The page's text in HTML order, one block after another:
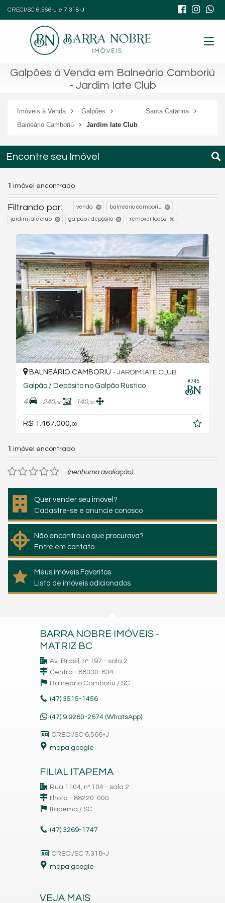
CRECI/SC 6.566-J e 7.318-J
Galpões à Venda em Balneário Camboriú
- Jardim Iate Club
Imóveis à Venda Galpões
Santa Catarina
Balneário Camboriú
Jardim Iate Club
Encontre seu Imóvel
1 imóvel encontrado
Filtrando por: venda balneário camboriú
jardim iate club galpão / depósito remover todos
#745
BALNEÁRIO CAMBORIÚ - JARDIM IATE CLUB
Galpão / Depósito no Galpão Rústico
4 240,00 140,00
R$ 1.467.000, 00
1 imóvel encontrado
(nenhuma avaliação)
Quer vender seu imóvel?
Cadastre-se e anuncie conosco
Não encontrou o que procurava?
Entre em contato
Meus imóveis Favoritos
Lista de imóveis adicionados
BARRA NOBRE IMÓVEIS -
MATRIZ BC
Av. Brasil, nº 197 - sala 2
Centro - 88330-834
Balneário Camboriú / SC
(47) 3515-1456
(47) 9.9260-2674 (WhatsApp)
CRECI/SC 6.566-J
mapa google
FILIAL ITAPEMA
Rua 1104, nº 104 - sala 2
Ilhota - 88220-000
Itapema / SC
(47) 3269-1747
CRECI/SC 7.318-J
mapa google
VEJA MAIS